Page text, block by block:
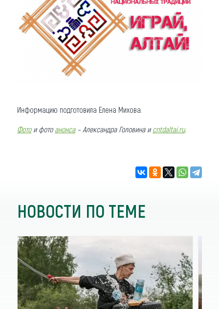
Информацию подготовила Елена Михова.
Фотои фото анонса– Александра Головина и cntdaltai.ru.
НОВОСТИ ПО ТЕМЕ